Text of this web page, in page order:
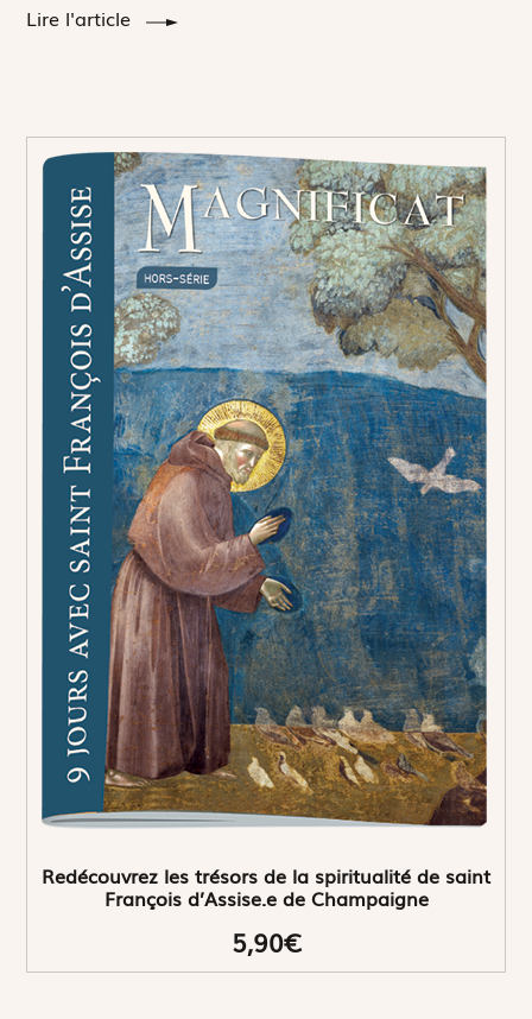
Lire l'article
Redécouvrez les trésors de la spiritualité de saint
François d’Assise.e de Champaigne
5,90€